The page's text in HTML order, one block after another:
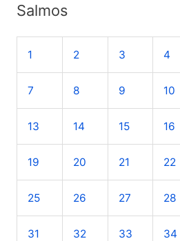
Salmos
1 2 3 4
7 8 9 10
13 14 15 16
19 20 21 22
25 26 27 28
31 32 33 34